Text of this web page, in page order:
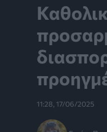
11:28, 17/06/2025